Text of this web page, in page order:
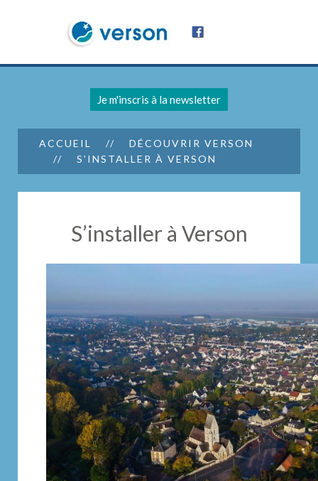
Je m'inscris à la newsletter
ACCUEIL
DÉCOUVRIR VERSON
S’INSTALLER À VERSON
S’installer à Verson